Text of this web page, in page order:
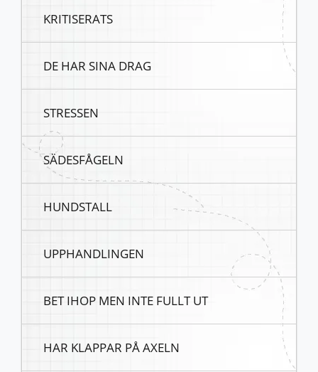
KRITISERATS
DE HAR SINA DRAG
STRESSEN
SÄDESFÅGELN
HUNDSTALL
UPPHANDLINGEN
BET IHOP MEN INTE FULLT UT
HAR KLAPPAR PÅ AXELN